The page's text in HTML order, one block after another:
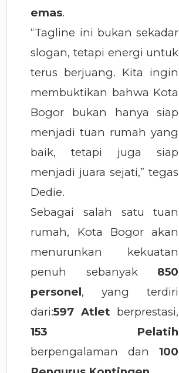
emas.
“Tagline ini bukan sekadar
slogan, tetapi energi untuk
terus berjuang. Kita ingin
membuktikan bahwa Kota
Bogor bukan hanya siap
menjadi tuan rumah yang
baik, tetapi juga siap
menjadi juara sejati,” tegas
Dedie.
Sebagai salah satu tuan
rumah, Kota Bogor akan
menurunkan kekuatan
penuh sebanyak 850
personel, yang terdiri
dari:597 Atlet berprestasi,
153 Pelatih
berpengalaman dan100